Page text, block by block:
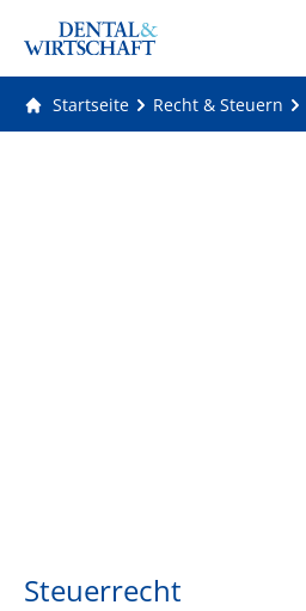
Startseite Recht & Steuern
Steuerrecht